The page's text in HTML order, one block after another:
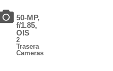
50-MP,
f/1.85,
OIS
2
Trasera
Cameras